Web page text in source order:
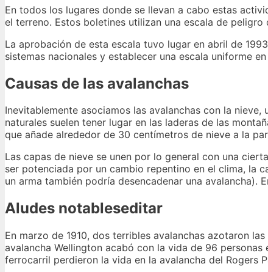
En todos los lugares donde se llevan a cabo estas
el terreno. Estos boletines utilizan una escala de
La aprobación de esta escala tuvo lugar en abril de
sistemas nacionales y establecer una escala uniforme
Causas de las avalanchas
Inevitablemente asociamos las avalanchas con la
naturales suelen tener lugar en las laderas de las
que añade alrededor de 30 centímetros de nieve a la
Las capas de nieve se unen por lo general con una
ser potenciada por un cambio repentino en el clima, la
un arma también podría desencadenar una avalancha).
Aludes notableseditar
En marzo de 1910, dos terribles avalanchas azotaron
avalancha Wellington acabó con la vida de 96
ferrocarril perdieron la vida en la avalancha del Rogers